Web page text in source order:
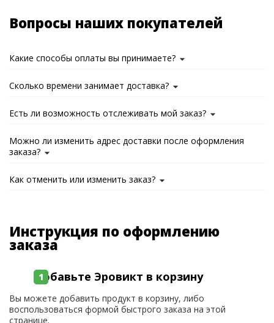
Вопросы наших покупателей
Какие способы оплаты вы принимаете?
Сколько времени занимает доставка?
Есть ли возможность отслеживать мой заказ?
Можно ли изменить адрес доставки после оформления
заказа?
Как отменить или изменить заказ?
Инструкция по оформлению
заказа
Добавьте Эровикт в корзину
Вы можете добавить продукт в корзину, либо
воспользоваться формой быстрого заказа на этой
странице.